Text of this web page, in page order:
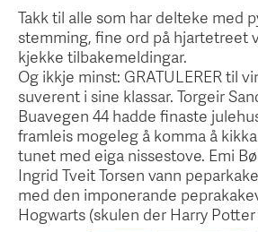
Takk til alle som har delteke med
stemming, fine ord på hjartetreet
kjekke tilbakemeldingar.
Og ikkje minst: GRATULERER til
suverent i sine klassar. Torgeir
Buavegen 44 hadde finaste
framleis mogeleg å komma å
tunet med eiga nissestove. Emi
Ingrid Tveit Torsen vann
med den imponerande
Hogwarts (skulen der Harry Potter